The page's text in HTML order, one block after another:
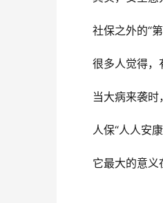
社保之外的“
很多人觉得，
当大病来袭
人保“人人安
它最大的意义